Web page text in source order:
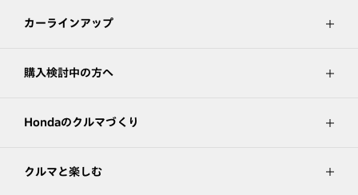
カーラインアップ
購入検討中の方へ
Hondaのクルマづくり
クルマと楽しむ